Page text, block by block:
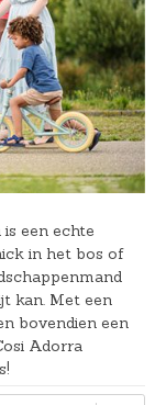
een echte
in het bos of
kan. Met een
bovendien een
Adorra